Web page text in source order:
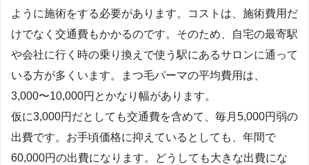
ように施術をする必要があります。コストは、施術費用だ
けでなく交通費もかかるのです。そのため、自宅の最寄駅
や会社に行く時の乗り換えで使う駅にあるサロンに通って
いる方が多くいます。まつ毛パーマの平均費用は、
3,000〜10,000円とかなり幅があります。
仮に3,000円だとしても交通費を含めて、毎月5,000円弱の
出費です。お手頃価格に抑えているとしても、年間で
60,000円の出費になります。どうしても大きな出費にな